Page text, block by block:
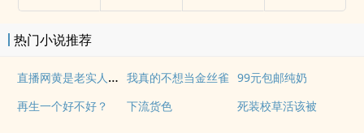
热门小说推荐
直播网黄是老实人下属 我真的不想当金丝雀 99元包邮纯奶
再生一个好不好？
下流货色 死装校草活该被